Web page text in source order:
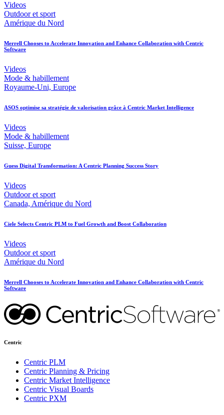
Videos
Outdoor et sport
Amérique du Nord
Merrell Chooses to Accelerate Innovation and Enhance Collaboration with Centric
Software
Videos
Mode & habillement
Royaume-Uni, Europe
ASOS optimise sa stratégie de valorisation grâce à Centric Market Intelligence
Videos
Mode & habillement
Suisse, Europe
Guess Digital Transformation: A Centric Planning Success Story
Videos
Outdoor et sport
Canada, Amérique du Nord
Ciele Selects Centric PLM to Fuel Growth and Boost Collaboration
Videos
Outdoor et sport
Amérique du Nord
Merrell Chooses to Accelerate Innovation and Enhance Collaboration with Centric
Software
Centric
Centric PLM
Centric Planning & Pricing
Centric Market Intelligence
Centric Visual Boards
Centric PXM